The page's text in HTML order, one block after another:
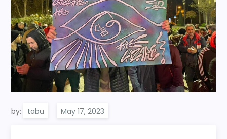
by: tabu